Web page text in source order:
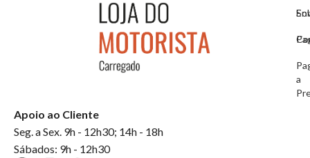
a
Apoio ao Cliente
Seg. a Sex. 9h - 12h30; 14h - 18h
Sábados: 9h - 12h30